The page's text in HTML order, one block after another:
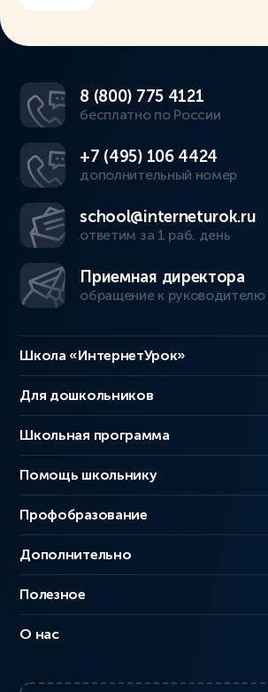
8 (800) 775 4121
бесплатно по России
+7 (495) 106 4424
дополнительный номер
school@interneturok.ru
ответим за 1 раб. день
Приемная директора
обращение к руководителю
Школа «ИнтернетУрок»
Для дошкольников
Школьная программа
Помощь школьнику
Профобразование
Дополнительно
Полезное
О нас